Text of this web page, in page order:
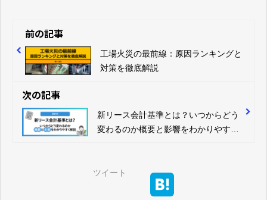
前の記事
工場火災の最前線：原因ランキングと
対策を徹底解説
次の記事
新リース会計基準とは？いつからどう
変わるのか概要と影響をわかりやすく
ツイート